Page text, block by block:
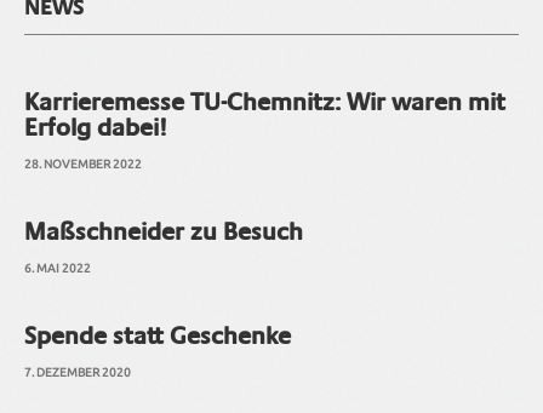
NEWS
Karrieremesse TU-Chemnitz: Wir waren mit
Erfolg dabei!
28. NOVEMBER 2022
Maßschneider zu Besuch
6. MAI 2022
Spende statt Geschenke
7. DEZEMBER 2020